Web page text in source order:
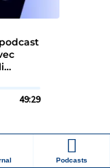
Podcasts